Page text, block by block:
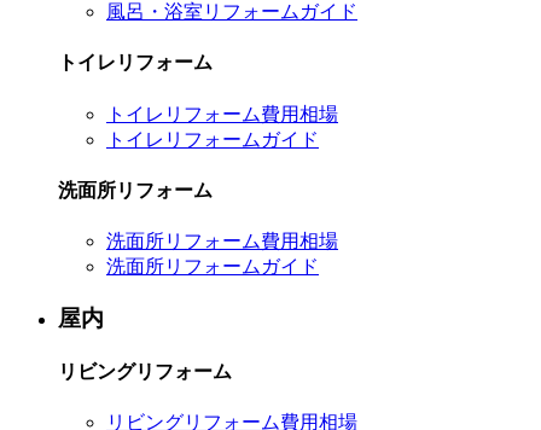
風呂・浴室リフォームガイド
トイレリフォーム
トイレリフォーム費用相場
トイレリフォームガイド
洗面所リフォーム
洗面所リフォーム費用相場
洗面所リフォームガイド
屋内
リビングリフォーム
リビングリフォーム費用相場